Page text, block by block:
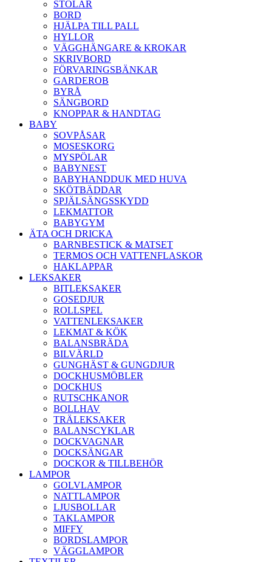
STOLAR
BORD
HJÄLPA TILL PALL
HYLLOR
VÄGGHÄNGARE & KROKAR
SKRIVBORD
FÖRVARINGSBÄNKAR
GARDEROB
BYRÅ
SÄNGBORD
KNOPPAR & HANDTAG
BABY
SOVPÅSAR
MOSESKORG
MYSPÖLAR
BABYNEST
BABYHANDDUK MED HUVA
SKÖTBÄDDAR
SPJÄLSÄNGSSKYDD
LEKMATTOR
BABYGYM
ÄTA OCH DRICKA
BARNBESTICK & MATSET
TERMOS OCH VATTENFLASKOR
HAKLAPPAR
LEKSAKER
BITLEKSAKER
GOSEDJUR
ROLLSPEL
VATTENLEKSAKER
LEKMAT & KÖK
BALANSBRÄDA
BILVÄRLD
GUNGHÄST & GUNGDJUR
DOCKHUSMÖBLER
DOCKHUS
RUTSCHKANOR
BOLLHAV
TRÄLEKSAKER
BALANSCYKLAR
DOCKVAGNAR
DOCKSÄNGAR
DOCKOR & TILLBEHÖR
LAMPOR
GOLVLAMPOR
NATTLAMPOR
LJUSBOLLAR
TAKLAMPOR
MIFFY
BORDSLAMPOR
VÄGGLAMPOR